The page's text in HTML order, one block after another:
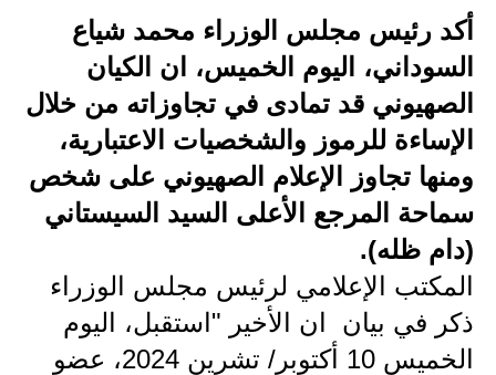
الاخبار الاقتصادية
الاخبار الرياضية
المدارس
اخبار وقرارات وزارة التربية
المرحلة الابتدائية
المرحلة المتوسطة
أكد رئيس مجلس الوزراء محمد شياع
السوداني، اليوم الخميس، ان الكيان
الصهيوني قد تمادى في تجاوزاته من خلال
الإساءة للرموز والشخصيات الاعتبارية،
ومنها تجاوز الإعلام الصهيوني على شخص
سماحة المرجع الأعلى السيد السيستاني
(دام ظله).
المكتب الإعلامي لرئيس مجلس الوزراء
ذكر في بيان ان الأخير "استقبل، اليوم
الخميس 10 أكتوبر/ تشرين 2024، عضو